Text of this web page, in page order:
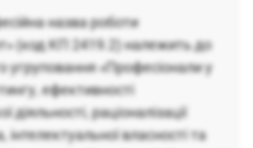
назва роботи
(код КП 2419.2) належить до
угруповання «Професіонали у
ефективності
діяльності, раціоналізації
власності та